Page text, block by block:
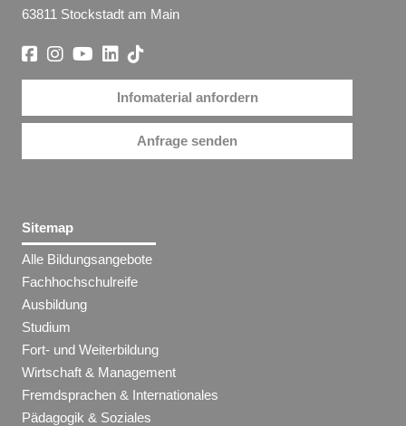
63811 Stockstadt am Main
Infomaterial anfordern
Anfrage senden
Sitemap
Alle Bildungsangebote
Fachhochschulreife
Ausbildung
Studium
Fort- und Weiterbildung
Wirtschaft & Management
Fremdsprachen & Internationales
Pädagogik & Soziales